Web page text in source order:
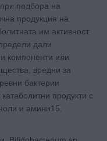
подбора на
продукция на
им активност.
дали
компоненти или
вредни за
бактерии
продукти с
и амини15.